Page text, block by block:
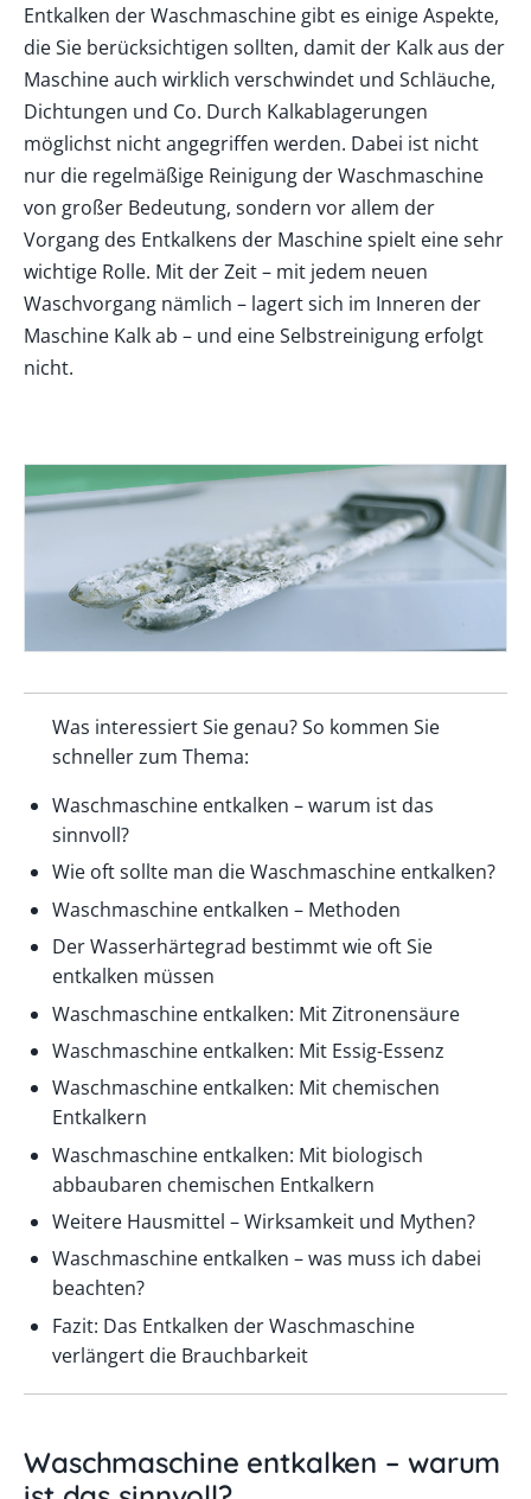
Entkalken der Waschmaschine gibt es einige Aspekte,
die Sie berücksichtigen sollten, damit der Kalk aus der
Maschine auch wirklich verschwindet und Schläuche,
Dichtungen und Co. Durch Kalkablagerungen
möglichst nicht angegriffen werden. Dabei ist nicht
nur die regelmäßige Reinigung der Waschmaschine
von großer Bedeutung, sondern vor allem der
Vorgang des Entkalkens der Maschine spielt eine sehr
wichtige Rolle. Mit der Zeit – mit jedem neuen
Waschvorgang nämlich – lagert sich im Inneren der
Maschine Kalk ab – und eine Selbstreinigung erfolgt
nicht.
Was interessiert Sie genau? So kommen Sie
schneller zum Thema:
Waschmaschine entkalken – warum ist das
sinnvoll?
Wie oft sollte man die Waschmaschine entkalken?
Waschmaschine entkalken – Methoden
Der Wasserhärtegrad bestimmt wie oft Sie
entkalken müssen
Waschmaschine entkalken: Mit Zitronensäure
Waschmaschine entkalken: Mit Essig-Essenz
Waschmaschine entkalken: Mit chemischen
Entkalkern
Waschmaschine entkalken: Mit biologisch
abbaubaren chemischen Entkalkern
Weitere Hausmittel – Wirksamkeit und Mythen?
Waschmaschine entkalken – was muss ich dabei
beachten?
Fazit: Das Entkalken der Waschmaschine
verlängert die Brauchbarkeit
Waschmaschine entkalken – warum